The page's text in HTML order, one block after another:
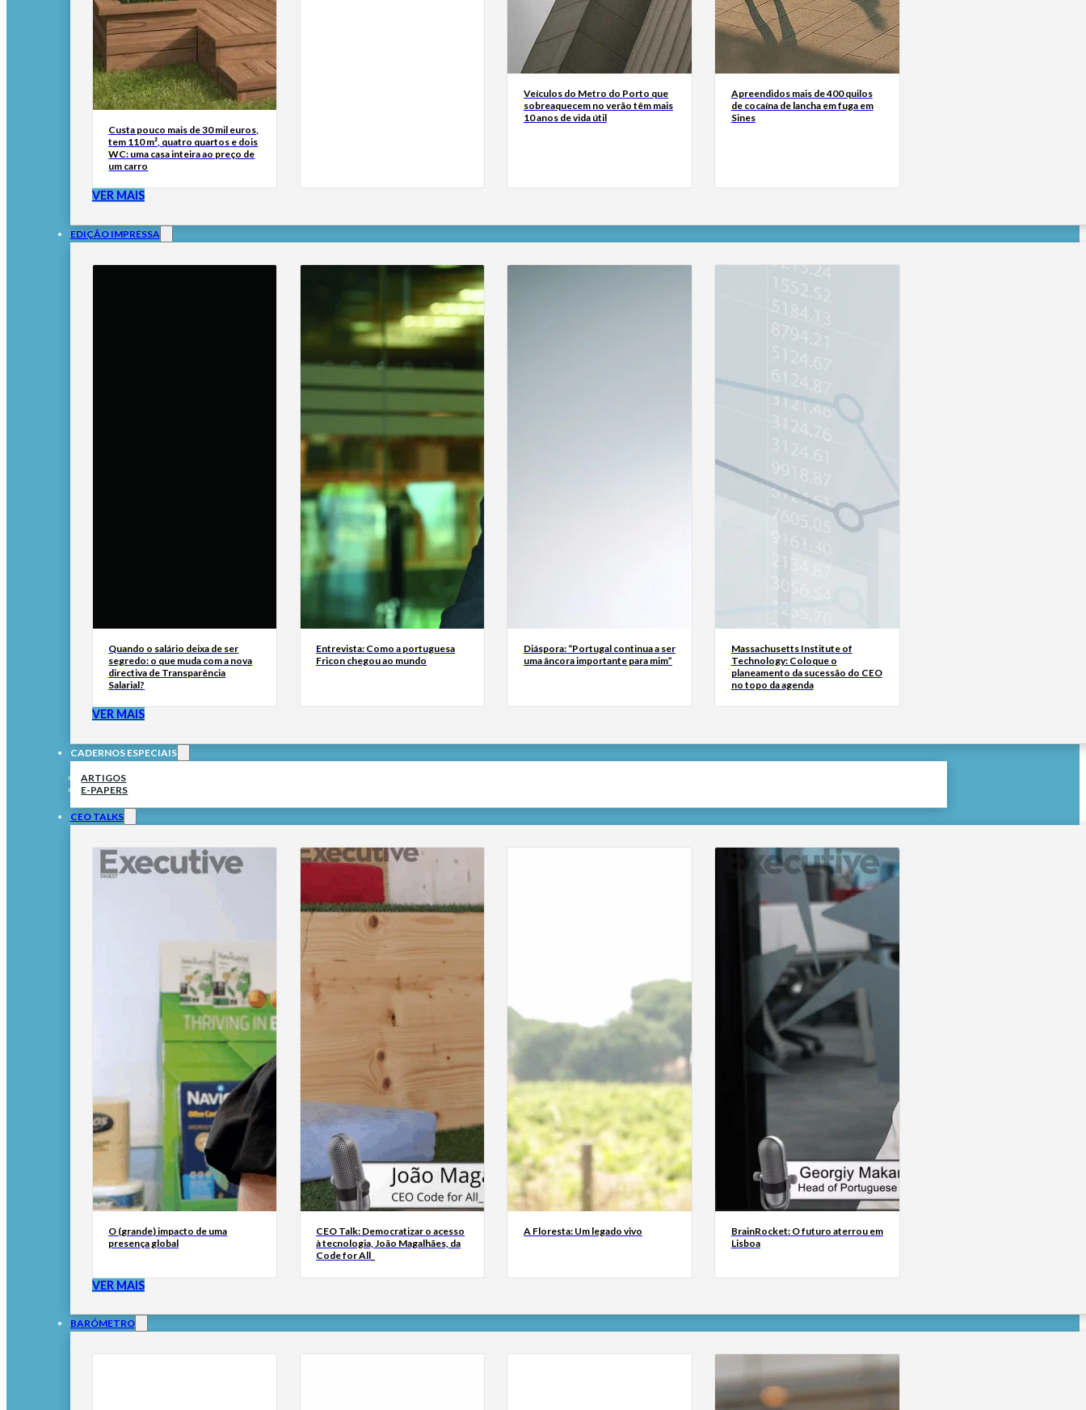
Custa pouco mais de 30 mil euros,
tem 110 m², quatro quartos e dois
WC: uma casa inteira ao preço de
um carro
Veículos do Metro do Porto que
sobreaquecem no verão têm mais
10 anos de vida útil
Apreendidos mais de 400 quilos
de cocaína de lancha em fuga em
Sines
VER MAIS
EDIÇÃO IMPRESSA
Quando o salário deixa de ser
segredo: o que muda com a nova
directiva de Transparência
Salarial?
Entrevista: Como a portuguesa
Fricon chegou ao mundo
Diáspora: “Portugal continua a ser
uma âncora importante para mim”
Massachusetts Institute of
Technology: Coloque o
planeamento da sucessão do CEO
no topo da agenda
VER MAIS
CADERNOS ESPECIAIS
ARTIGOS
E-PAPERS
CEO TALKS
O (grande) impacto de uma
presença global
CEO Talk: Democratizar o acesso
à tecnologia, João Magalhães, da
Code for All_
A Floresta: Um legado vivo
BrainRocket: O futuro aterrou em
Lisboa
VER MAIS
BARÓMETRO